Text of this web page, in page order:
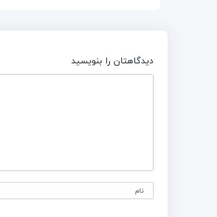
دیدگاهتان را بنویسید
نام